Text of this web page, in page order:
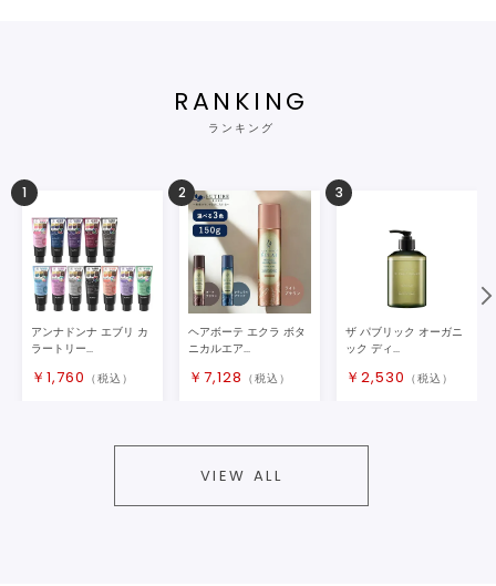
RANKING
ランキング
1
アンナドンナ エブリ カ
ラートリー...
￥ 1,760 （税込）
2
ヘアボーテ エクラ ボタ
ニカルエア...
￥ 7,128 （税込）
3
ザ パブリック オーガニ
ック ディ...
￥ 2,530 （税込）
VIEW ALL